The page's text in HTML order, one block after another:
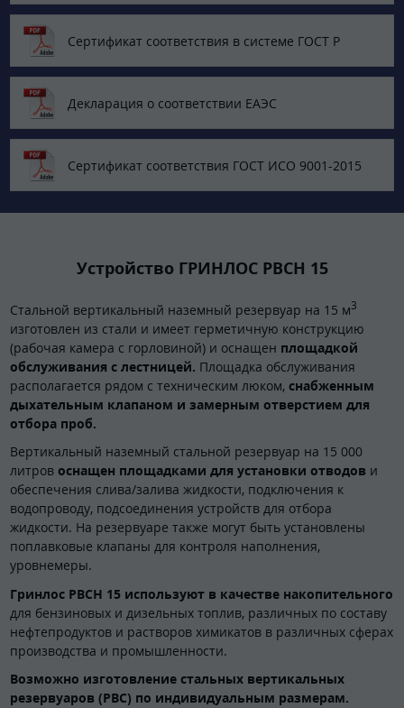
Сертификат соответствия в системе ГОСТ Р
Декларация о соответствии ЕАЭС
Сертификат соответствия ГОСТ ИСО 9001-2015
Устройство ГРИНЛОС РВСН 15
Стальной вертикальный наземный резервуар на 15 м3
изготовлен из стали и имеет герметичную конструкцию
(рабочая камера с горловиной) и оснащен площадкой
обслуживания с лестницей. Площадка обслуживания
располагается рядом с техническим люком, снабженным
дыхательным клапаном и замерным отверстием для
отбора проб.
Вертикальный наземный стальной резервуар на 15 000
литров оснащен площадками для установки отводов и
обеспечения слива/залива жидкости, подключения к
водопроводу, подсоединения устройств для отбора
жидкости. На резервуаре также могут быть установлены
поплавковые клапаны для контроля наполнения,
уровнемеры.
Гринлос РВСН 15 используют в качестве накопительного
для бензиновых и дизельных топлив, различных по составу
нефтепродуктов и растворов химикатов в различных сферах
производства и промышленности.
Возможно изготовление стальных вертикальных
резервуаров (РВС) по индивидуальным размерам.